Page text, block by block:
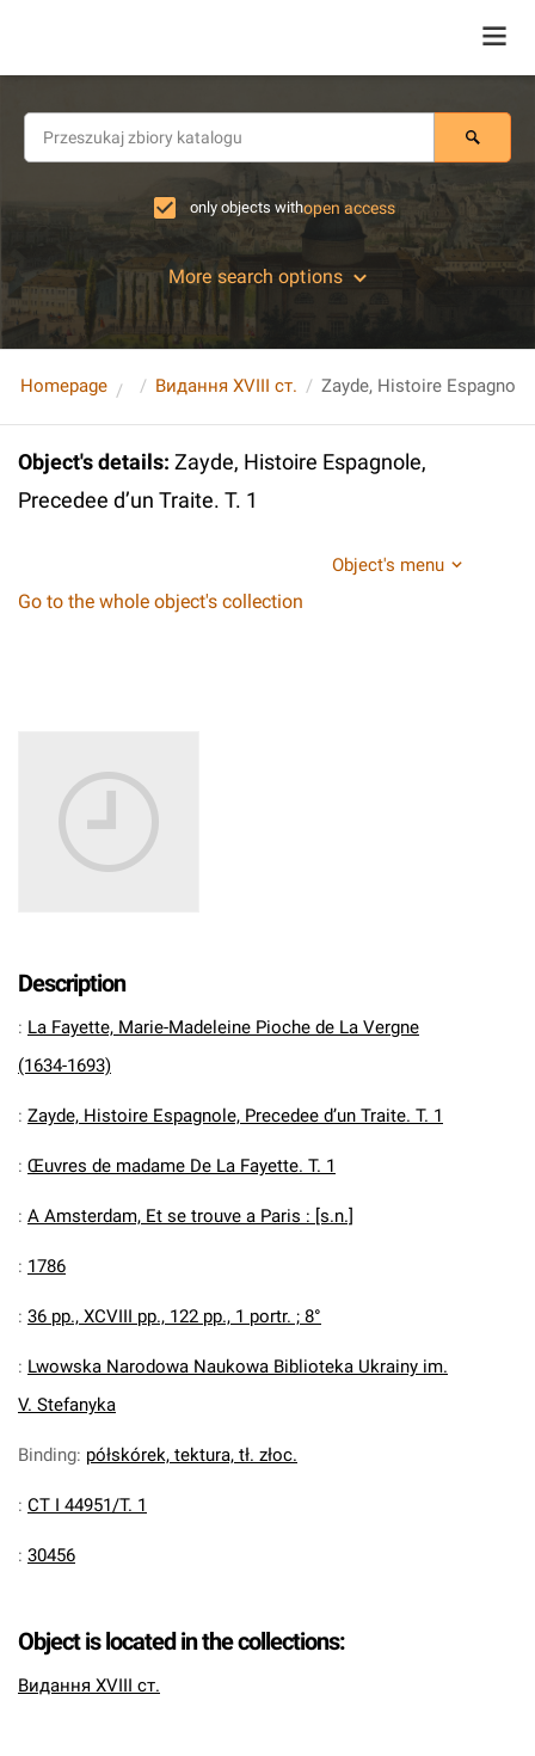
only objects withopen access
More search options
Homepage Видання XVIII ст.
Object's details: Zayde, Histoire Espagnole,
Precedee d’un Traite. T. 1
Object's menu
Go to the whole object's collection
Description
: La Fayette, Marie-Madeleine Pioche de La Vergne
(1634-1693)
: Zayde, Histoire Espagnole, Precedee d’un Traite. T. 1
: Œuvres de madame De La Fayette. T. 1
: A Amsterdam, Et se trouve a Paris : [s.n.]
: 1786
: 36 pp., XCVIII pp., 122 pp., 1 portr. ; 8°
: Lwowska Narodowa Naukowa Biblioteka Ukrainy im.
V. Stefanyka
Binding: półskórek, tektura, tł. złoc.
: CT I 44951/T. 1
: 30456
Object is located in the collections:
Видання XVIII ст.